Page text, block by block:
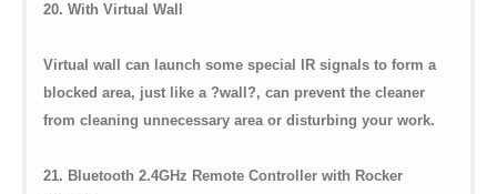
20. With Virtual Wall
Virtual wall can launch some special IR signals to form a
blocked area, just like a ?wall?, can prevent the cleaner
from cleaning unnecessary area or disturbing your work.
21. Bluetooth 2.4GHz Remote Controller with Rocker